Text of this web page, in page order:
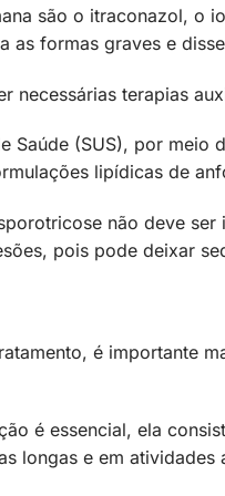
são o itraconazol, o
as formas graves e
necessárias terapias
Saúde (SUS), por meio
lipídicas de
não deve
pois pode deixar
é importante
é essencial, ela
longas e em atividades